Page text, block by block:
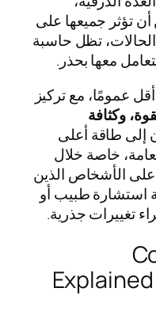
تؤثر جميعها على
تظل حاسبة
معها بحذر.
عمومًا، مع تركيز
وكثافة
إلى طاقة أعلى
خاصة خلال
الأشخاص الذين
استشارة طبيب أو
تغييرات جذرية.